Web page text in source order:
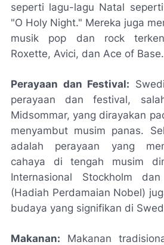
seperti lagu-lagu Natal
"O Holy Night." Mereka juga
musik pop dan rock
Roxette, Avici, dan Ace of Base.
Perayaan dan Festival:
perayaan dan festival,
Midsommar, yang dirayakan
menyambut musim panas.
adalah perayaan yang
cahaya di tengah musim
Internasional Stockholm
(Hadiah Perdamaian Nobel)
budaya yang signifikan di
Makanan: Makanan